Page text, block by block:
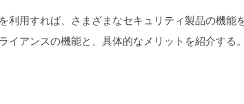
利用すれば、さまざまなセキュリティ製品の機能
イアンスの機能と、具体的なメリットを紹介する。